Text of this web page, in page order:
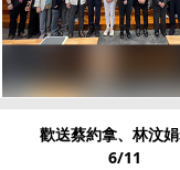
歡送蔡約拿、林汶
6/11